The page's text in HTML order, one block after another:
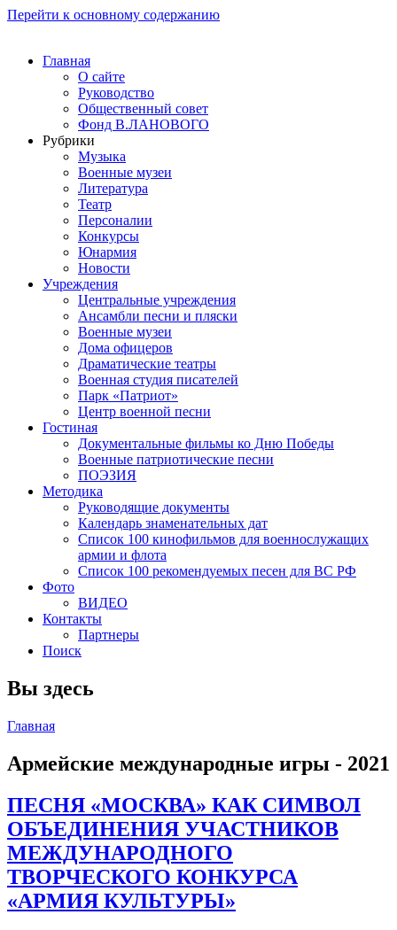
Перейти к основному содержанию
Главная
О сайте
Руководство
Общественный совет
Фонд В.ЛАНОВОГО
Рубрики
Музыка
Военные музеи
Литература
Театр
Персоналии
Конкурсы
Юнармия
Новости
Учреждения
Центральные учреждения
Ансамбли песни и пляски
Военные музеи
Дома офицеров
Драматические театры
Военная студия писателей
Парк «Патриот»
Центр военной песни
Гостиная
Документальные фильмы ко Дню Победы
Военные патриотические песни
ПОЭЗИЯ
Методика
Руководящие документы
Календарь знаменательных дат
Список 100 кинофильмов для военнослужащих
армии и флота
Список 100 рекомендуемых песен для ВС РФ
Фото
ВИДЕО
Контакты
Партнеры
Поиск
Вы здесь
Главная
Армейские международные игры - 2021
ПЕСНЯ «МОСКВА» КАК СИМВОЛ
ОБЪЕДИНЕНИЯ УЧАСТНИКОВ
МЕЖДУНАРОДНОГО
ТВОРЧЕСКОГО КОНКУРСА
«АРМИЯ КУЛЬТУРЫ»